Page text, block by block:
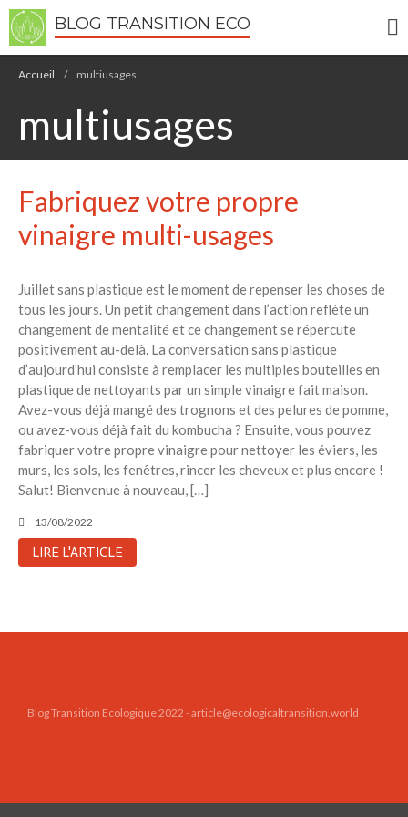
Écologie
Recettes Bio DIY
RECHERCHER
Recent Posts
6 éco-actions faciles à prendre
avec vos enfants
Réduire les déchets : votre
guide pour les citoyens et les
électeurs
Toits verts | Association
Permaculturelle
L’intelligence artificielle pour
BLOG TRANSITION ECO
Accueil / multiusages
multiusages
Fabriquez votre propre
vinaigre multi-usages
Juillet sans plastique est le moment de repenser les choses de
tous les jours. Un petit changement dans l’action reflète un
changement de mentalité et ce changement se répercute
positivement au-delà. La conversation sans plastique
d’aujourd’hui consiste à remplacer les multiples bouteilles en
plastique de nettoyants par un simple vinaigre fait maison.
Avez-vous déjà mangé des trognons et des pelures de pomme,
ou avez-vous déjà fait du kombucha ? Ensuite, vous pouvez
fabriquer votre propre vinaigre pour nettoyer les éviers, les
murs, les sols, les fenêtres, rincer les cheveux et plus encore !
Salut! Bienvenue à nouveau, […]
13/08/2022
LIRE L'ARTICLE
Blog Transition Ecologique 2022 - article@ecologicaltransition.world